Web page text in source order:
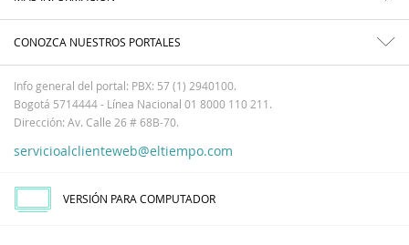
CONOZCA NUESTROS PORTALES
Info general del portal: PBX: 57 (1) 2940100.
Bogotá 5714444 - Línea Nacional 01 8000 110 211.
Dirección: Av. Calle 26 # 68B-70.
servicioalclienteweb@eltiempo.com
VERSIÓN PARA COMPUTADOR